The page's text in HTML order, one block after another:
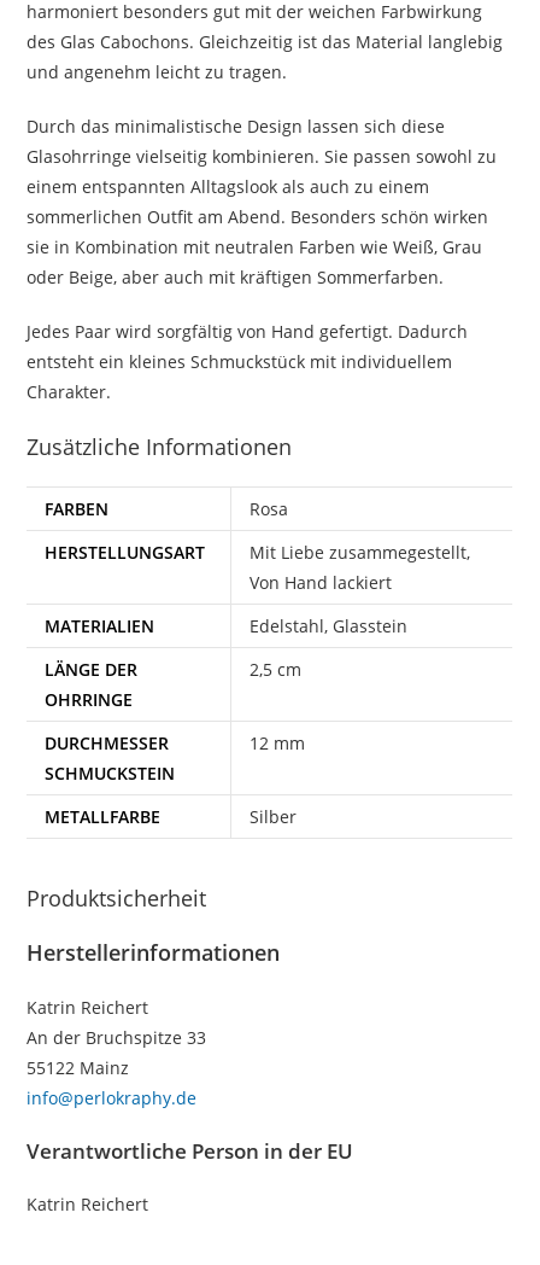
harmoniert besonders gut mit der weichen Farbwirkung
des Glas Cabochons. Gleichzeitig ist das Material langlebig
und angenehm leicht zu tragen.
Durch das minimalistische Design lassen sich diese
Glasohrringe vielseitig kombinieren. Sie passen sowohl zu
einem entspannten Alltagslook als auch zu einem
sommerlichen Outfit am Abend. Besonders schön wirken
sie in Kombination mit neutralen Farben wie Weiß, Grau
oder Beige, aber auch mit kräftigen Sommerfarben.
Jedes Paar wird sorgfältig von Hand gefertigt. Dadurch
entsteht ein kleines Schmuckstück mit individuellem
Charakter.
Zusätzliche Informationen
FARBEN
Rosa
HERSTELLUNGSART
Mit Liebe zusammegestellt,
Von Hand lackiert
MATERIALIEN
Edelstahl, Glasstein
LÄNGE DER
OHRRINGE
2,5 cm
DURCHMESSER
SCHMUCKSTEIN
12 mm
METALLFARBE Silber
Produktsicherheit
Herstellerinformationen
Katrin Reichert
An der Bruchspitze 33
55122 Mainz
info@perlokraphy.de
Verantwortliche Person in der EU
Katrin Reichert